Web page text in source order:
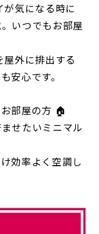
気になる時に
いつでもお部屋
外に排出する
安心です。
部屋の方 🏠
せたいミニマル
効率よく空調し